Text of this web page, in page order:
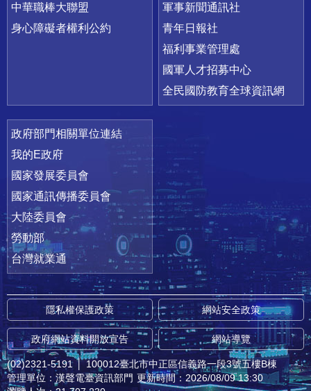
中華職棒大聯盟
身心障礙者權利公約
軍事新聞通訊社
青年日報社
福利事業管理處
國軍人才招募中心
全民國防教育全球資訊網
政府部門相關單位連結
我的E政府
國家發展委員會
國家通訊傳播委員會
大陸委員會
勞動部
台灣就業通
隱私權保護政策 網站安全政策
政府網站資料開放宣告 網站導覽
(02)2321-5191 │ 100012臺北市中正區信義路一段3號五樓B棟
管理單位：漢聲電臺資訊部門 更新時間：2026/08/09 13:30